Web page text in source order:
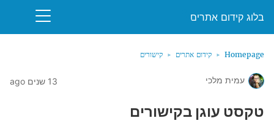
בלוג קידום אתרים
Homepage קידום אתרים קישורים
עמית מלכי 13 שנים ago
טקסט עוגן בקישורים